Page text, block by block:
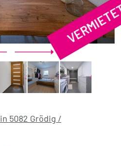
in 5082 Grödig /